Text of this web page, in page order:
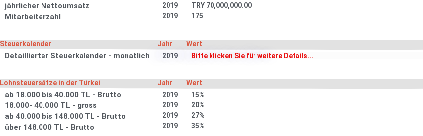
jährlicher Nettoumsatz
Mitarbeiterzahl
2019
2019
TRY 70,000,000.00
175
Steuerkalender Jahr Wert
Detaillierter Steuerkalender - monatlich 2019 Bitte klicken Sie für weitere Details...
Lohnsteuersätze in der Türkei Jahr Wert
ab 18.000 bis 40.000 TL - Brutto
18.000- 40.000 TL - gross
ab 40.000 bis 148.000 TL - Brutto
über 148.000 TL - Brutto
2019
2019
2019
2019
15%
20%
27%
35%